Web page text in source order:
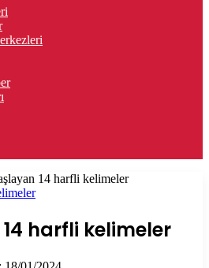
14 harfli kelimeler
harfli kelimeler